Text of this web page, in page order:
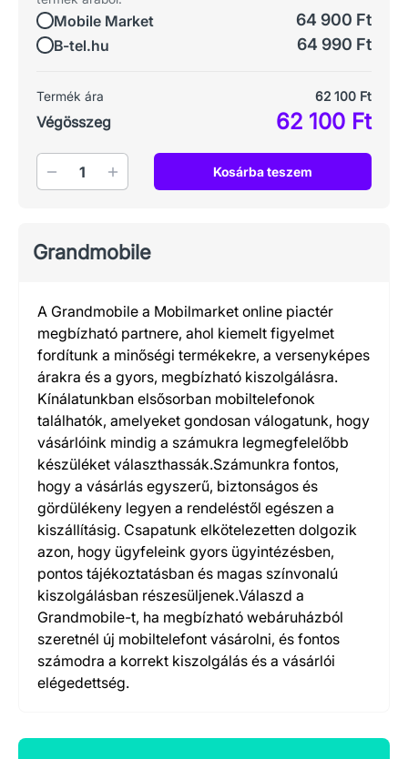
Mobile Market 64 900 Ft
B-tel.hu 64 990 Ft
Termék ára 62 100 Ft
Végösszeg 62 100 Ft
Mennyiség Kosárba teszem
Grandmobile
A Grandmobile a Mobilmarket online piactér
megbízható partnere, ahol kiemelt figyelmet
fordítunk a minőségi termékekre, a versenyképes
árakra és a gyors, megbízható kiszolgálásra.
Kínálatunkban elsősorban mobiltelefonok
találhatók, amelyeket gondosan válogatunk, hogy
vásárlóink mindig a számukra legmegfelelőbb
készüléket választhassák.Számunkra fontos,
hogy a vásárlás egyszerű, biztonságos és
gördülékeny legyen a rendeléstől egészen a
kiszállításig. Csapatunk elkötelezetten dolgozik
azon, hogy ügyfeleink gyors ügyintézésben,
pontos tájékoztatásban és magas színvonalú
kiszolgálásban részesüljenek.Válaszd a
Grandmobile-t, ha megbízható webáruházból
szeretnél új mobiltelefont vásárolni, és fontos
számodra a korrekt kiszolgálás és a vásárlói
elégedettség.